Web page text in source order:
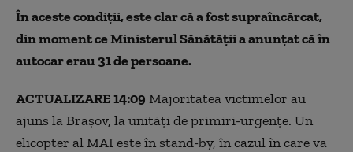
În aceste condiții, este clar că a fost supraîncărcat,
din moment ce Ministerul Sănătății a anunțat că în
autocar erau 31 de persoane.
ACTUALIZARE 14:09 Majoritatea victimelor au
ajuns la Brașov, la unități de primiri-urgențe. Un
elicopter al MAI este în stand-by, în cazul în care va